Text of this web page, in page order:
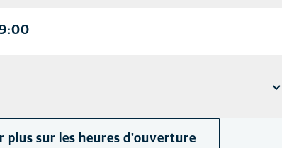
plus sur les heures d'ouverture